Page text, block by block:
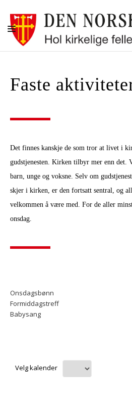
KONFIRMASJON
GRAVFERD
FASTE AKTIVITETER
GJENBRUKSBUTIKKEN
Faste
Det finnes kanskje de som tror at livet i
gudstjenesten. Kirken tilbyr mer enn det.
barn, unge og voksne. Selv om
skjer i kirken, er den fortsatt sentral, og
velkommen å være med. For de aller
onsdag.
Onsdagsbønn
Formiddagstreff
Babysang
Velg kalender